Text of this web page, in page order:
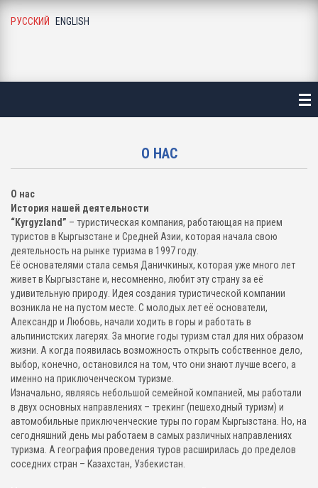
РУССКИЙ ENGLISH
ГАЛЕРЕЯ
И НОВОСТИ
И ПАРТНЕРЫ
О НАС
О нас
История нашей деятельности
“Kyrgyzland” – туристическая компания, работающая на прием
туристов в Кыргызстане и Средней Азии, которая начала свою
деятельность на рынке туризма в 1997 году.
Её основателями стала семья Даничкиных, которая уже много лет
живет в Кыргызстане и, несомненно, любит эту страну за её
удивительную природу. Идея создания туристической компании
возникла не на пустом месте. С молодых лет её основатели,
Александр и Любовь, начали ходить в горы и работать в
альпинистских лагерях. За многие годы туризм стал для них образом
жизни. А когда появилась возможность открыть собственное дело,
выбор, конечно, остановился на том, что они знают лучше всего, а
именно на приключенческом туризме.
Изначально, являясь небольшой семейной компанией, мы работали
в двух основных направлениях – трекинг (пешеходный туризм) и
автомобильные приключенческие туры по горам Кыргызстана. Но, на
сегодняшний день мы работаем в самых различных направлениях
туризма. А география проведения туров расширилась до пределов
соседних стран – Казахстан, Узбекистан.